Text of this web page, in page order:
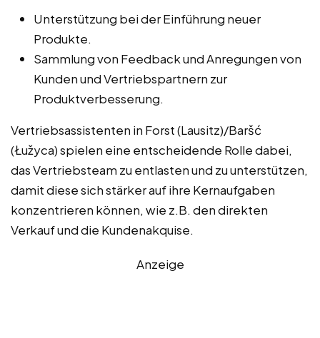
Unterstützung bei der Einführung neuer
Produkte.
Sammlung von Feedback und Anregungen von
Kunden und Vertriebspartnern zur
Produktverbesserung.
Vertriebsassistenten in Forst (Lausitz)/Baršć
(Łužyca) spielen eine entscheidende Rolle dabei,
das Vertriebsteam zu entlasten und zu unterstützen,
damit diese sich stärker auf ihre Kernaufgaben
konzentrieren können, wie z.B. den direkten
Verkauf und die Kundenakquise.
Anzeige